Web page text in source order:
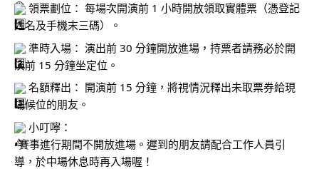
領票劃位： 每場次開演前 1 小時開放領取實體票（憑登記
姓名及手機末三碼）。
準時入場： 演出前 30 分鐘開放進場，持票者請務必於開
演前 15 分鐘坐定位。
名額釋出： 開演前 15 分鐘，將視情況釋出未取票券給現
場候位的朋友。
小叮嚀：
•賽事進行期間不開放進場。遲到的朋友請配合工作人員引
導，於中場休息時再入場喔！